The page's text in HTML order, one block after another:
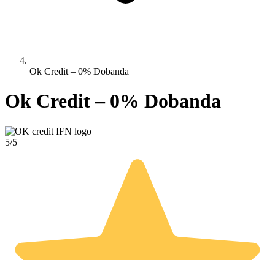
Ok Credit – 0% Dobanda
Ok Credit – 0% Dobanda
5/5